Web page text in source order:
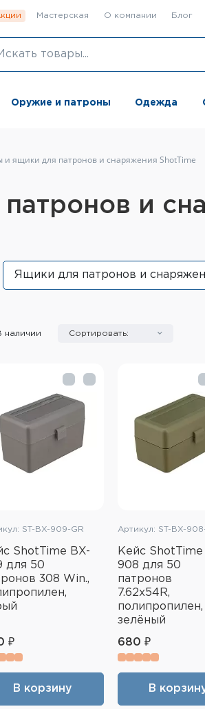
Мастерская О компании Блог
Оружие и патроны Одежда
и ящики для патронов и снаряжения ShotTime
и
Ящики для патронов и
наличии Сортировать:
ST-BX-909-GR
ShotTime BX-
для 50
308 Win.,
₽
В корзину
Артикул: ST-BX-
Кейс ShotTime
908 для 50
патронов
7.62x54R,
полипропилен,
зелёный
680 ₽
В